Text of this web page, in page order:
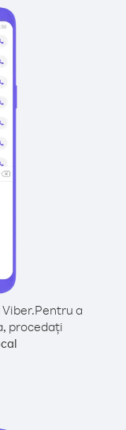
Pentru a
procedați